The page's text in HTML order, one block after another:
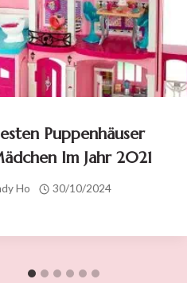
Puppenhäuser
Im Jahr 2021
Ho 30/10/2024